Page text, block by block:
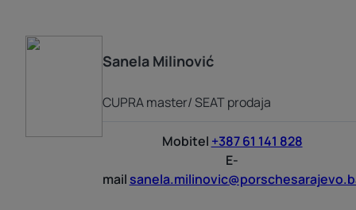
Sanela Milinović
CUPRA master/ SEAT prodaja
Mobitel +387 61 141 828
E-
mail